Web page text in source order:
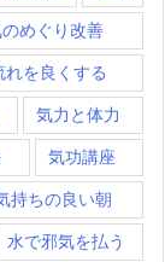
めぐり改善
れを良くする
気力と体力
気功講座
持ちの良い朝
水で邪気を払う